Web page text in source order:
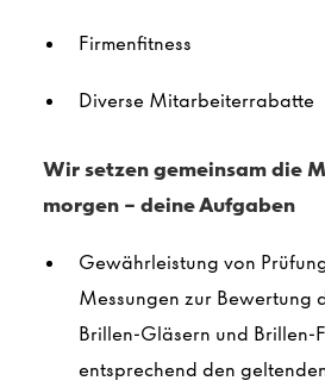
Firmenfitness
Diverse Mitarbeiterrabatte
Wir setzen gemeinsam die
morgen - deine Aufgaben
Gewährleistung von
Messungen zur Bewertung
Brillen-Gläsern und Brillen-
entsprechend den